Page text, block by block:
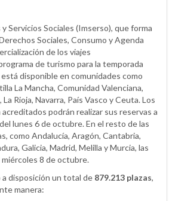
Servicios Sociales (Imserso), que forma
Sociales, Consumo y Agenda
de los viajes
de turismo para la temporada
disponible en comunidades como
La Mancha, Comunidad Valenciana,
Rioja, Navarra, País Vasco y Ceuta. Los
podrán realizar sus reservas a
lunes 6 de octubre. En el resto de las
como Andalucía, Aragón, Cantabria,
Galicia, Madrid, Melilla y Murcia, las
8 de octubre.
disposición un total de 879.213 plazas,
manera: